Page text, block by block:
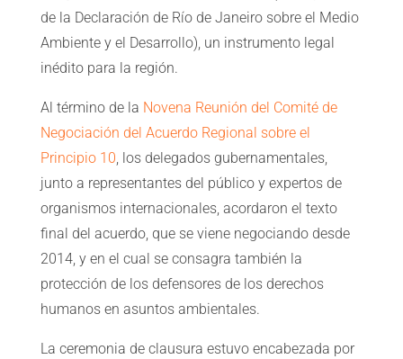
de la Declaración de Río de Janeiro sobre el Medio
Ambiente y el Desarrollo), un instrumento legal
inédito para la región.
Al término de la Novena Reunión del Comité de
Negociación del Acuerdo Regional sobre el
Principio 10, los delegados gubernamentales,
junto a representantes del público y expertos de
organismos internacionales, acordaron el texto
final del acuerdo, que se viene negociando desde
2014, y en el cual se consagra también la
protección de los defensores de los derechos
humanos en asuntos ambientales.
La ceremonia de clausura estuvo encabezada por